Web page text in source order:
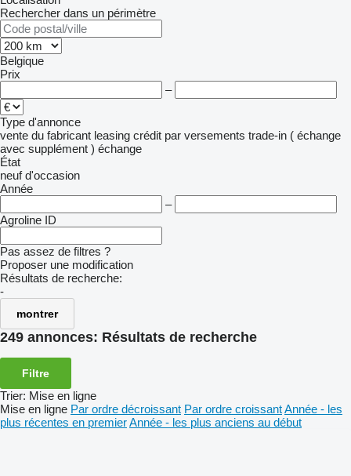
Rechercher dans un périmètre
Belgique
Prix
–
Type d'annonce
vente du fabricant leasing crédit par versements trade-in ( échange
avec supplément ) échange
État
neuf d'occasion
Année
–
Agroline ID
Pas assez de filtres ?
Proposer une modification
Résultats de recherche:
-
montrer
249 annonces: Résultats de recherche
Filtre
Trier: Mise en ligne
Mise en ligne Par ordre décroissant Par ordre croissantAnnée - les
plus récentes en premierAnnée - les plus anciens au début